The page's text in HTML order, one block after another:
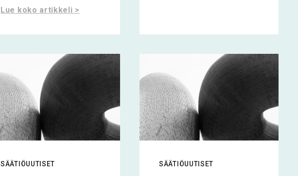
Lue koko artikkeli >
SÄÄTIÖUUTISET SÄÄTIÖUUTISET